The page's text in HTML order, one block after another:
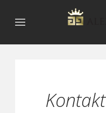
Kontakt